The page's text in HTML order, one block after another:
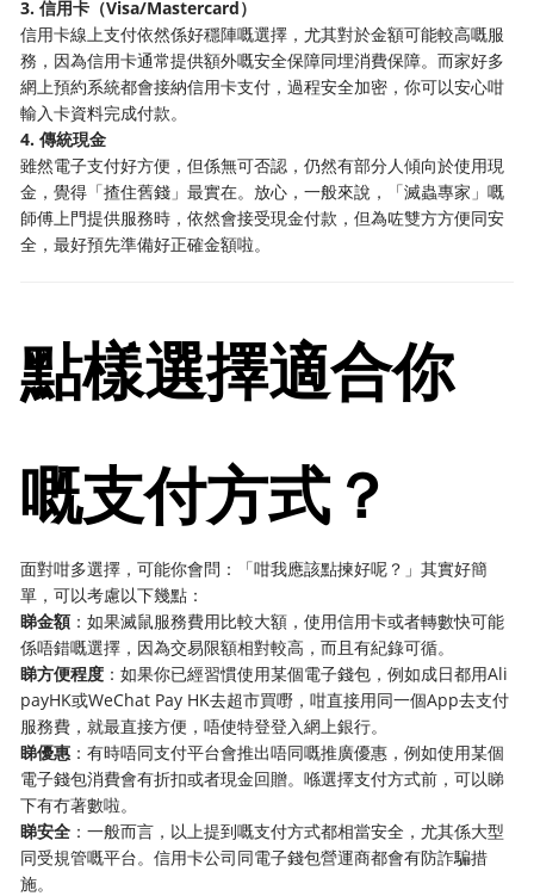
3. 信用卡（Visa/Mastercard）
信用卡線上支付依然係好穩陣嘅選擇，尤其對於金額可能較高嘅服
務，因為信用卡通常提供額外嘅安全保障同埋消費保障。而家好多
網上預約系統都會接納信用卡支付，過程安全加密，你可以安心咁
輸入卡資料完成付款。
4. 傳統現金
雖然電子支付好方便，但係無可否認，仍然有部分人傾向於使用現
金，覺得「揸住舊錢」最實在。放心，一般來說，「滅蟲專家」嘅
師傅上門提供服務時，依然會接受現金付款，但為咗雙方方便同安
全，最好預先準備好正確金額啦。
點樣選擇適合你
嘅支付方式？
面對咁多選擇，可能你會問：「咁我應該點揀好呢？」其實好簡
單，可以考慮以下幾點：
睇金額：如果滅鼠服務費用比較大額，使用信用卡或者轉數快可能
係唔錯嘅選擇，因為交易限額相對較高，而且有紀錄可循。
睇方便程度 ：如果你已經習慣使用某個電子錢包，例如成日都用Ali
payHK或WeChat Pay HK去超市買嘢，咁直接用同一個App去支付
服務費，就最直接方便，唔使特登登入網上銀行。
睇優惠 ：有時唔同支付平台會推出唔同嘅推廣優惠，例如使用某個
電子錢包消費會有折扣或者現金回贈。喺選擇支付方式前，可以睇
下有冇著數啦。
睇安全 ：一般而言，以上提到嘅支付方式都相當安全，尤其係大型
同受規管嘅平台。信用卡公司同電子錢包營運商都會有防詐騙措
施。